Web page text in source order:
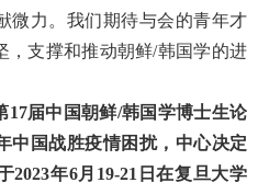
微力。我们期待与会的青年才
，支撑和推动朝鲜/韩国学的进
17届中国朝鲜/韩国学博士生论
中国战胜疫情困扰，中心决定
2023年6月 19-21 日在复旦大学